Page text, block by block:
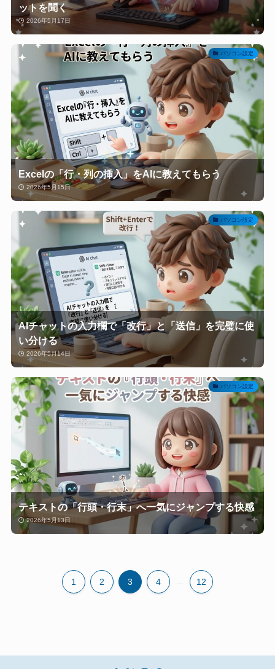
ットを聞く
2026年5月17日
パソコン設定
Excelの「行・列の挿入」をAIに教えてもらう
2026年5月15日
パソコン設定
AIチャットの入力欄で「改行」と「送信」を完璧に使
い分ける
2026年5月14日
パソコン設定
テキストの「行頭・行末」へ一気にジャンプする快感
2026年5月13日
1 2 3 4 12